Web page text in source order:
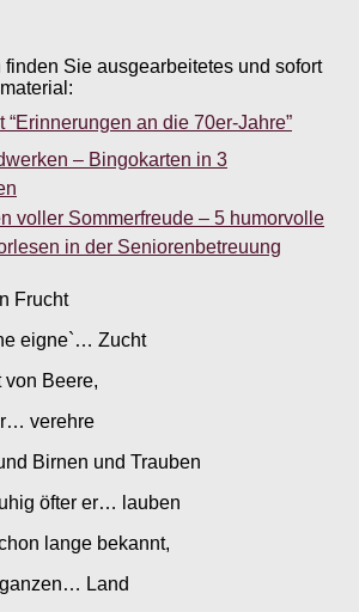
finden Sie ausgearbeitetes und sofort
“Erinnerungen an die 70er-Jahre”
– Bingokarten in 3
voller Sommerfreude – 5 humorvolle
in der Seniorenbetreuung
Frucht
eigne`… Zucht
von Beere,
verehre
Birnen und Trauben
öfter er… lauben
lange bekannt,
Land